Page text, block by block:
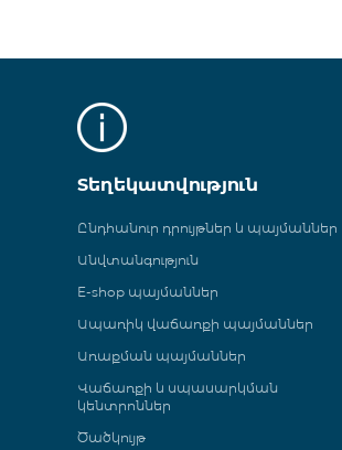
Տեղեկատվություն
Ընդհանուր դրույթներ և պայմաններ
Անվտանգություն
E-shop պայմաններ
Ապառիկ վաճառքի պայմաններ
Առաքման պայմաններ
Վաճառքի և սպասարկման
կենտրոններ
Ծածկույթ